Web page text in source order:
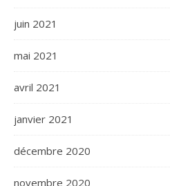
juin 2021
mai 2021
avril 2021
janvier 2021
décembre 2020
novembre 2020